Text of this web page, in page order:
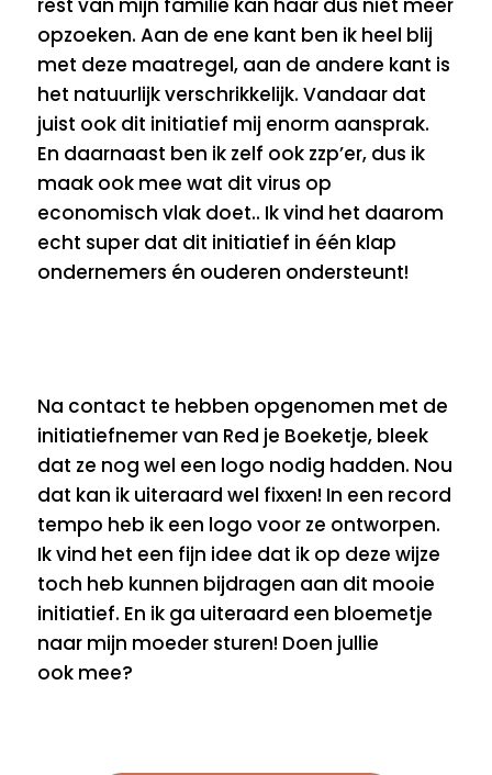
rest van mijn familie kan haar dus niet meer
opzoeken. Aan de ene kant ben ik heel blij
met deze maatregel, aan de andere kant is
het natuurlijk verschrikkelijk. Vandaar dat
juist ook dit initiatief mij enorm aansprak.
En daarnaast ben ik zelf ook zzp’er, dus ik
maak ook mee wat dit virus op
economisch vlak doet.. Ik vind het daarom
echt super dat dit initiatief in één klap
ondernemers én ouderen ondersteunt!
Na contact te hebben opgenomen met de
initiatiefnemer van Red je Boeketje, bleek
dat ze nog wel een logo nodig hadden. Nou
dat kan ik uiteraard wel fixxen! In een record
tempo heb ik een logo voor ze ontworpen.
Ik vind het een fijn idee dat ik op deze wijze
toch heb kunnen bijdragen aan dit mooie
initiatief. En ik ga uiteraard een bloemetje
naar mijn moeder sturen! Doen jullie
ook mee?